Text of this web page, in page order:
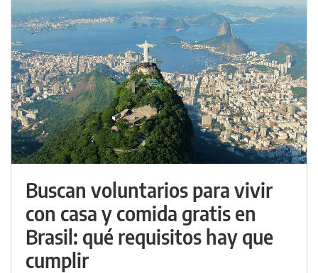
Buscan voluntarios para vivir
con casa y comida gratis en
Brasil: qué requisitos hay que
cumplir